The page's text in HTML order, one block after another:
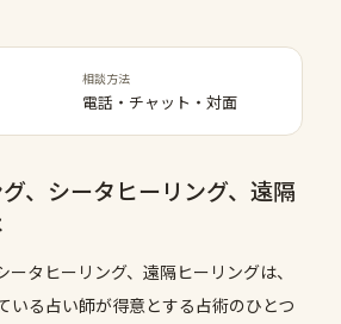
相談方法
電話・チャット・対面
、シータヒーリング、遠隔
ータヒーリング、遠隔ヒーリングは、
いる占い師が得意とする占術のひとつ